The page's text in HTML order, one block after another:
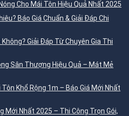
Cho Mái Tôn Hiệu Quả Nhất 2025
Báo Giá Chuẩn & Giải Đáp Chi
Giải Đáp Từ Chuyên Gia Thi
Sân Thượng Hiệu Quả – Mát Mẻ
Khổ Rộng 1m – Báo Giá Mới Nhất
Mới Nhất 2025 – Thi Công Trọn Gói,